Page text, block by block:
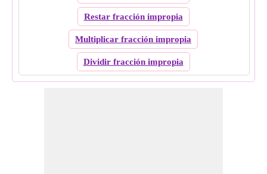
Restar fracción impropia
Multiplicar fracción impropia
Dividir fracción impropia